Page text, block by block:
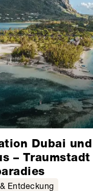
Dubai und
– Traumstadt
Entdeckung